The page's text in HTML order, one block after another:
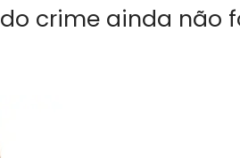
crime ainda não